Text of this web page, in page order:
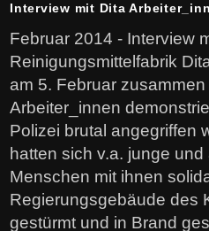
Interview mit Dita
Februar 2014 - Interview
Reinigungsmittelfabrik
am 5. Februar
Arbeiter_innen
Polizei brutal angegriffen
hatten sich v.a. junge
Menschen mit ihnen
Regierungsgebäude des
gestürmt und in Brand